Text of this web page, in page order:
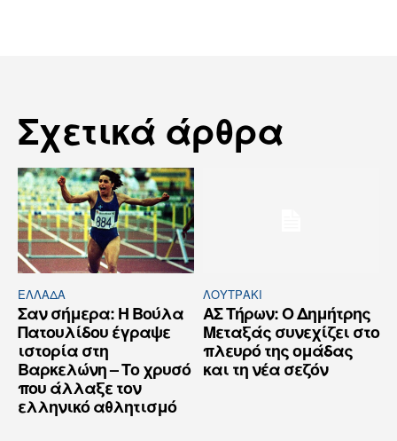
Σχετικά άρθρα
ΕΛΛΆΔΑ
Σαν σήμερα: Η Βούλα
Πατουλίδου έγραψε
ιστορία στη
Βαρκελώνη – Το χρυσό
που άλλαξε τον
ελληνικό αθλητισμό
ΛΟΥΤΡΆΚΙ
ΑΣ Τήρων: Ο Δημήτρης
Μεταξάς συνεχίζει στο
πλευρό της ομάδας
και τη νέα σεζόν